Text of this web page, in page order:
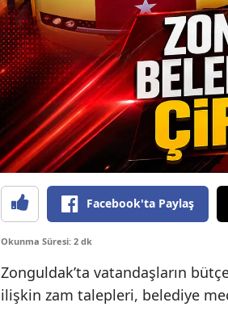
Facebook'ta Paylaş
Okunma Süresi: 2 dk
Zonguldak’ta vatandaşların
ilişkin zam talepleri, belediye